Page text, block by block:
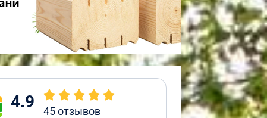
4.9 45отзывов